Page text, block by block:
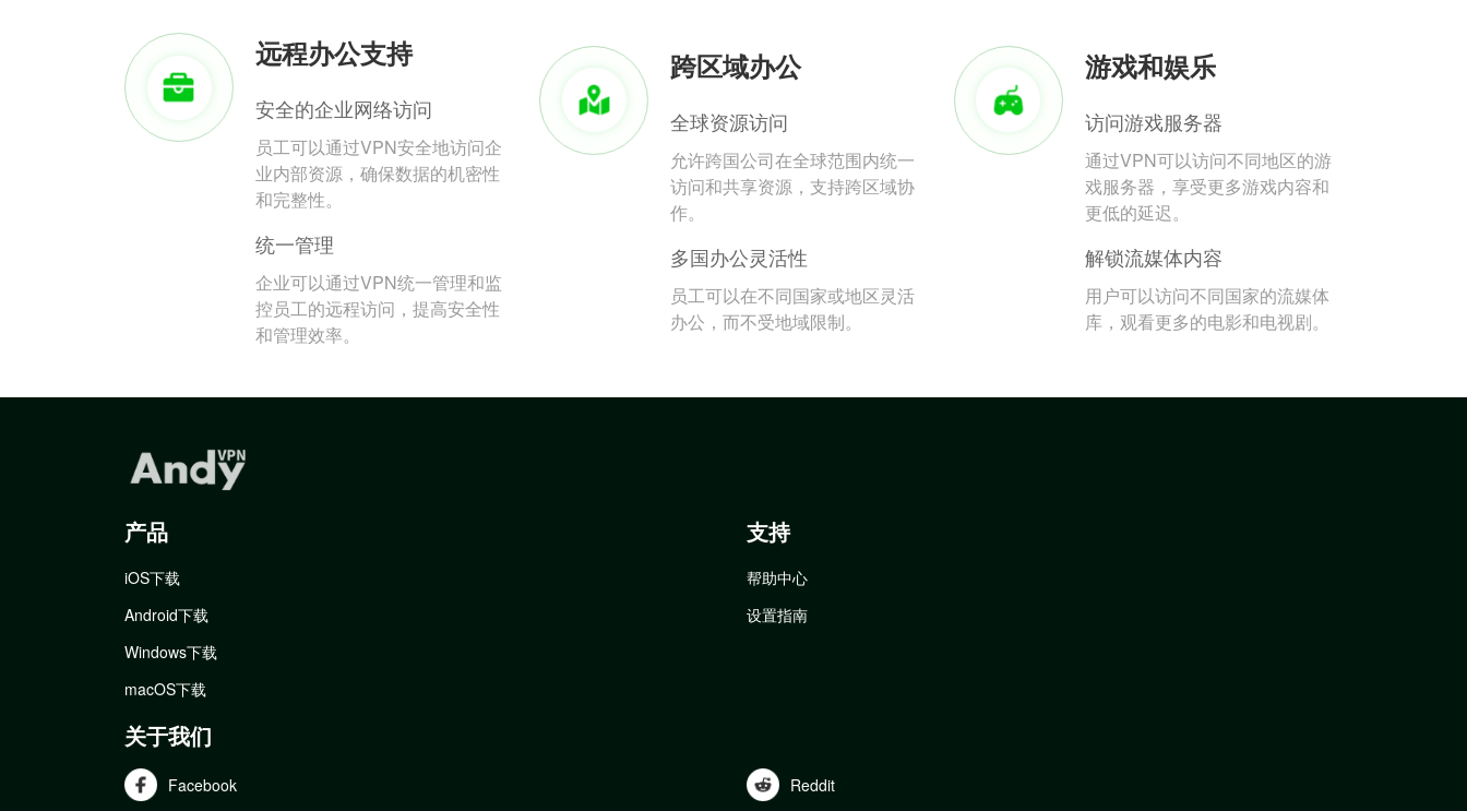
远程办公支持
安全的企业网络访问
员工可以通过VPN安全地访问企
业内部资源，确保数据的机密性
和完整性。
统一管理
企业可以通过VPN统一管理和监
控员工的远程访问，提高安全性
和管理效率。
跨区域办公
全球资源访问
允许跨国公司在全球范围内统一
访问和共享资源，支持跨区域协
作。
多国办公灵活性
员工可以在不同国家或地区灵活
办公，而不受地域限制。
游戏和娱乐
访问游戏服务器
通过VPN可以访问不同地区的游
戏服务器，享受更多游戏内容和
更低的延迟。
解锁流媒体内容
用户可以访问不同国家的流媒体
库，观看更多的电影和电视剧。
产品
iOS下载
Android下载
Windows下载
macOS下载
支持
帮助中心
设置指南
关于我们
Facebook Reddit